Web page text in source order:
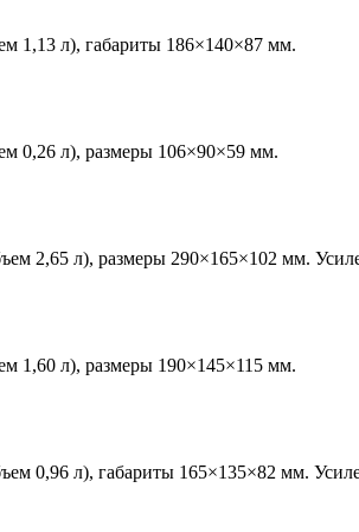
1,13 л), габариты 186×140×87 мм.
0,26 л), размеры 106×90×59 мм.
2,65 л), размеры 290×165×102 мм.
1,60 л), размеры 190×145×115 мм.
0,96 л), габариты 165×135×82 мм.